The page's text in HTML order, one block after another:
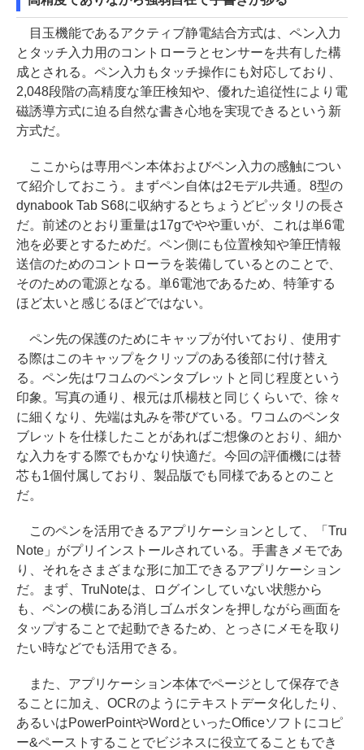
目玉機能であるアクティブ静電結合方式は、ペン入力
とタッチ入力用のコントローラとセンサーを共有した構
成とされる。ペン入力もタッチ操作にも対応しており、
2,048段階の高精度な筆圧検知や、優れた追従性により電
磁誘導方式に迫る自然な書き心地を実現できるという新
方式だ。
ここからは専用ペン本体およびペン入力の感触につい
て紹介しておこう。まずペン自体は2モデル共通。8型の
dynabook Tab S68に収納するとちょうどピッタリの長さ
だ。前述のとおり重量は17gでやや重いが、これは単6電
池を必要とするためだ。ペン側にも位置検知や筆圧情報
送信のためのコントローラを装備しているとのことで、
そのための電源となる。単6電池であるため、特筆する
ほど太いと感じるほどではない。
ペン先の保護のためにキャップが付いており、使用す
る際はこのキャップをクリップのある後部に付け替え
る。ペン先はワコムのペンタブレットと同じ程度という
印象。写真の通り、根元は爪楊枝と同じくらいで、徐々
に細くなり、先端は丸みを帯びている。ワコムのペンタ
ブレットを仕様したことがあればご想像のとおり、細か
な入力をする際でもかなり快適だ。今回の評価機には替
芯も1個付属しており、製品版でも同様であるとのこと
だ。
このペンを活用できるアプリケーションとして、「Tru
Note」がプリインストールされている。手書きメモであ
り、それをさまざまな形に加工できるアプリケーション
だ。まず、TruNoteは、ログインしていない状態から
も、ペンの横にある消しゴムボタンを押しながら画面を
タップすることで起動できるため、とっさにメモを取り
たい時などでも活用できる。
また、アプリケーション本体でページとして保存でき
ることに加え、OCRのようにテキストデータ化したり、
あるいはPowerPointやWordといったOfficeソフトにコピ
ー&ペーストすることでビジネスに役立てることもでき